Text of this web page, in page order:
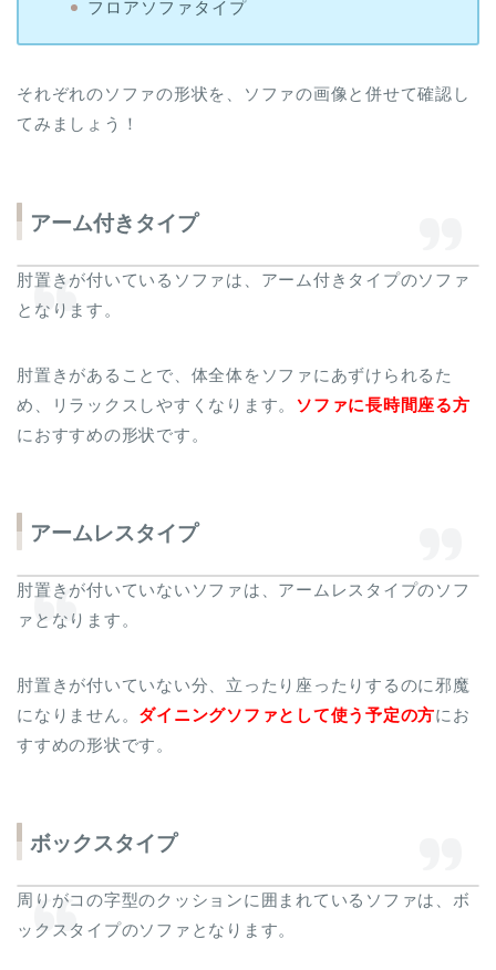
フロアソファタイプ
それぞれのソファの形状を、ソファの画像と併せて確認し
てみましょう！
アーム付きタイプ
肘置きが付いているソファは、アーム付きタイプのソファ
となります。
肘置きがあることで、体全体をソファにあずけられるた
め、リラックスしやすくなります。 ソファに長時間座る方
におすすめの形状です。
アームレスタイプ
肘置きが付いていないソファは、アームレスタイプのソフ
ァとなります。
肘置きが付いていない分、立ったり座ったりするのに邪魔
になりません。 ダイニングソファとして使う予定の方にお
すすめの形状です。
ボックスタイプ
周りがコの字型のクッションに囲まれているソファは、ボ
ックスタイプのソファとなります。